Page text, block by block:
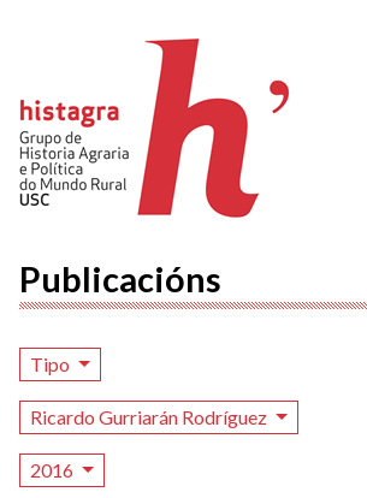
Publicacións
Tipo
Ricardo Gurriarán Rodríguez
2016